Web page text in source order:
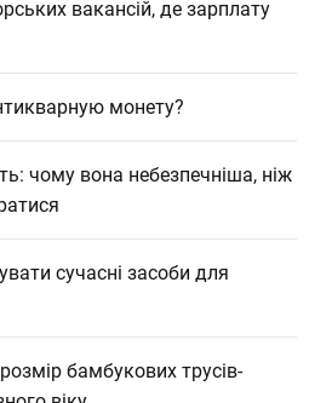
вакансій, де зарплату
монету?
чому вона небезпечніша, ніж
сучасні засоби для
бамбукових трусів-